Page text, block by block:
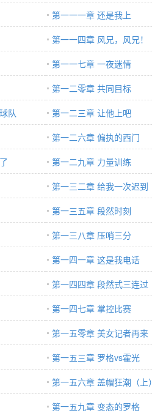
第一一一章 还是我上
第一一四章 风兄，风兄！
第一一七章 一夜迷情
第一二零章 共同目标
队
第一二三章 让他上吧
第一二六章 偏执的西门
第一二九章 力量训练
第一三二章 给我一次迟到
第一三五章 段然时刻
第一三八章 压哨三分
第一四一章 这是我电话
第一四四章 段然式三连过
第一四七章 掌控比赛
第一五零章 美女记者再来
第一五三章 罗格vs霍光
第一五六章 盖帽狂潮（上）
第一五九章 变态的罗格